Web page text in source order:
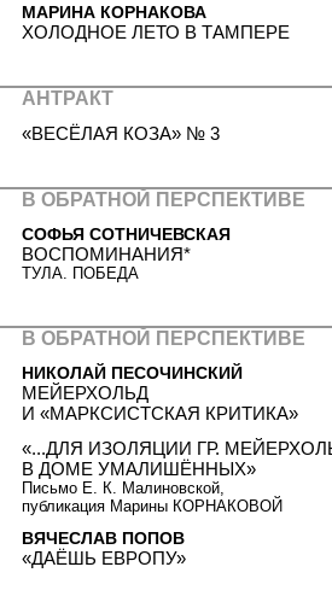
МАРИНА КОРНАКОВА
ХОЛОДНОЕ ЛЕТО В ТАМПЕРЕ
АНТРАКТ
«ВЕСЁЛАЯ КОЗА» № 3
В ОБРАТНОЙ ПЕРСПЕКТИВЕ
СОФЬЯ СОТНИЧЕВСКАЯ
ВОСПОМИНАНИЯ*
ТУЛА. ПОБЕДА
В ОБРАТНОЙ ПЕРСПЕКТИВЕ
НИКОЛАЙ ПЕСОЧИНСКИЙ
МЕЙЕРХОЛЬД
И «МАРКСИСТСКАЯ КРИТИКА»
«...ДЛЯ ИЗОЛЯЦИИ ГР.
В ДОМЕ УМАЛИШЁННЫХ»
Письмо Е. К. Малиновской,
публикация Марины КОРНАКОВОЙ
ВЯЧЕСЛАВ ПОПОВ
«ДАЁШЬ ЕВРОПУ»